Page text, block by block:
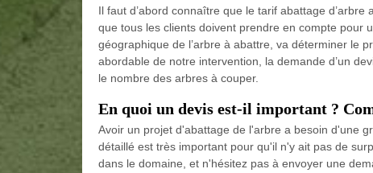
Il faut d’abord connaître que le tarif abattage
que tous les clients doivent prendre en compte pour
géographique de l’arbre à abattre, va déterminer le
abordable de notre intervention, la demande d’un
le nombre des arbres à couper.
En quoi un devis est-il important ?
Avoir un projet d'abattage de l'arbre a besoin d'une
détaillé est très important pour qu'il n'y ait pas de
dans le domaine, et n'hésitez pas à envoyer une